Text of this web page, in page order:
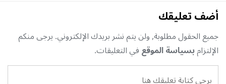
أضف تعليقك
جميع الحقول مطلوبة, ولن يتم نشر بريدك الإلكتروني. يرجى منكم
الإلتزامبسياسة الموقعفي التعليقات.